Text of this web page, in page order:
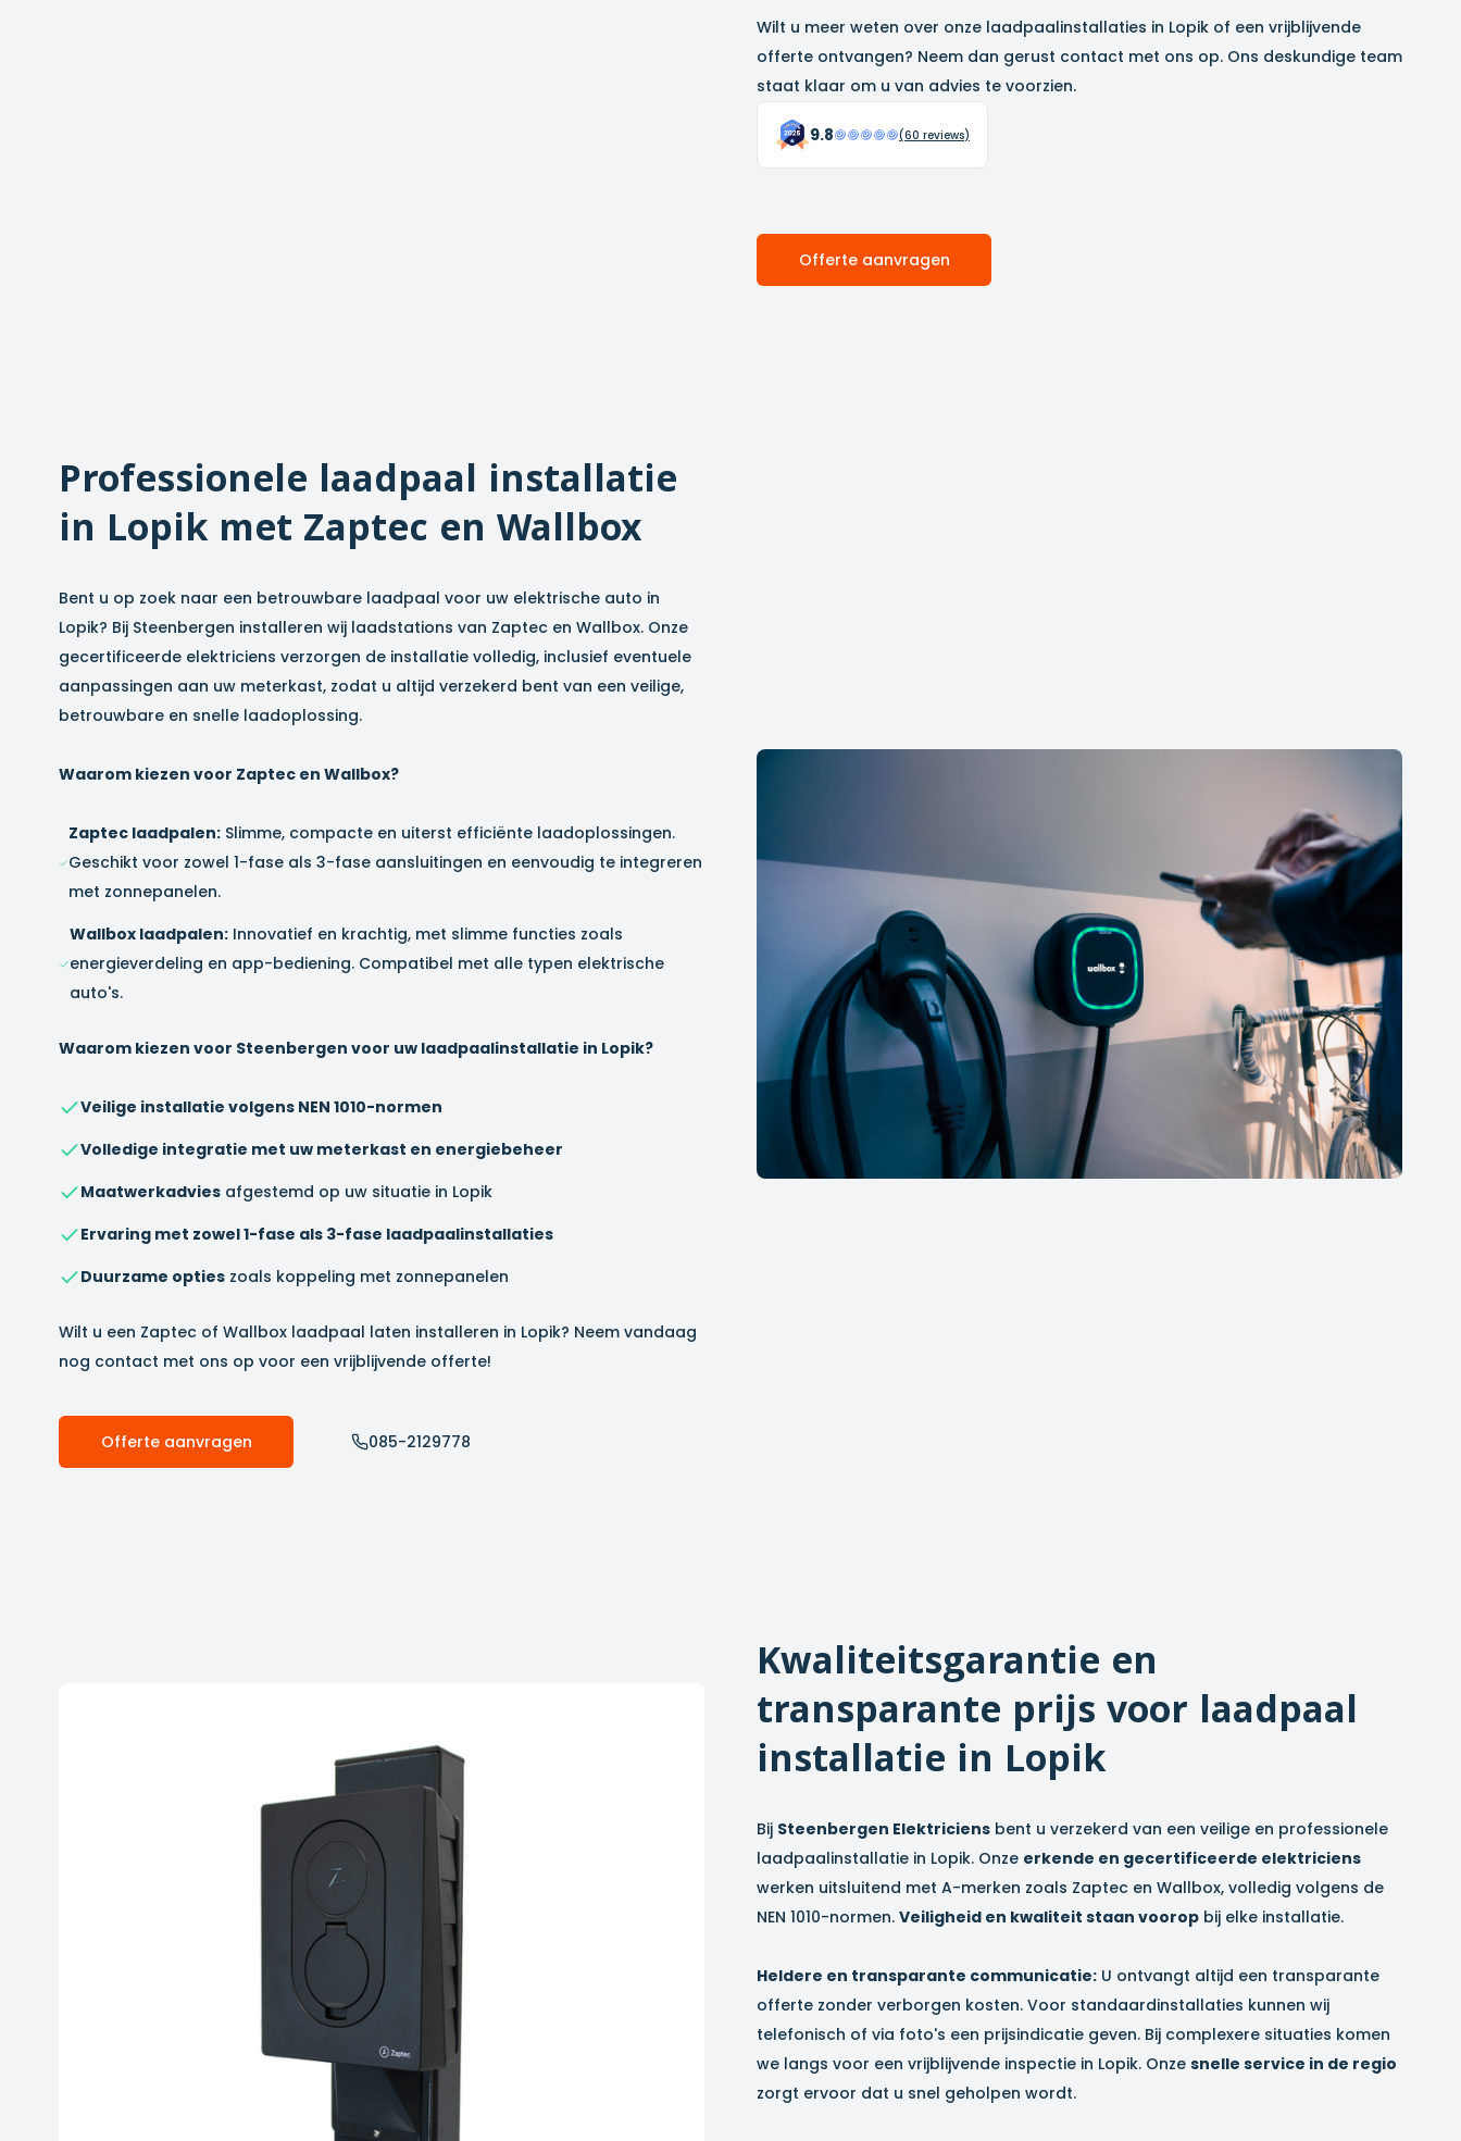
Wilt u meer weten over onze laadpaalinstallaties in Lopik of een vrijblijvende
offerte ontvangen? Neem dan gerust contact met ons op. Ons deskundige team
staat klaar om u van advies te voorzien.
9.8 (60 reviews)
Offerte aanvragen
Professionele laadpaal installatie
in Lopikmet Zaptec en Wallbox
Bent u op zoek naar een betrouwbare laadpaal voor uw elektrische auto in
Lopik? Bij Steenbergen installeren wij laadstations van Zaptec en Wallbox. Onze
gecertificeerde elektriciens verzorgen de installatie volledig, inclusief eventuele
aanpassingen aan uw meterkast, zodat u altijd verzekerd bent van een veilige,
betrouwbare en snelle laadoplossing.
Waarom kiezen voor Zaptec en Wallbox?
Zaptec laadpalen: Slimme, compacte en uiterst efficiënte laadoplossingen.
Geschikt voor zowel 1-fase als 3-fase aansluitingen en eenvoudig te integreren
met zonnepanelen.
Wallbox laadpalen: Innovatief en krachtig, met slimme functies zoals
energieverdeling en app-bediening. Compatibel met alle typen elektrische
auto's.
Waarom kiezen voor Steenbergen voor uw laadpaalinstallatie in Lopik?
Veilige installatie volgens NEN 1010-normen
Volledige integratie met uw meterkast en energiebeheer
Maatwerkadvies afgestemd op uw situatie in Lopik
Ervaring met zowel 1-fase als 3-fase laadpaalinstallaties
Duurzame opties zoals koppeling met zonnepanelen
Wilt u een Zaptec of Wallbox laadpaal laten installeren in Lopik? Neem vandaag
nog contact met ons op voor een vrijblijvende offerte!
Offerte aanvragen 085-2129778
Kwaliteitsgarantie en
transparante prijs voor laadpaal
installatie in Lopik
Bij Steenbergen Elektriciens bent u verzekerd van een veilige en professionele
laadpaalinstallatie in Lopik. Onze erkende en gecertificeerde elektriciens
werken uitsluitend met A-merken zoals Zaptec en Wallbox, volledig volgens de
NEN 1010-normen. Veiligheid en kwaliteit staan voorop bij elke installatie.
Heldere en transparante communicatie: U ontvangt altijd een transparante
offerte zonder verborgen kosten. Voor standaardinstallaties kunnen wij
telefonisch of via foto's een prijsindicatie geven. Bij complexere situaties komen
we langs voor een vrijblijvende inspectie in Lopik. Onze snelle service in de regio
zorgt ervoor dat u snel geholpen wordt.